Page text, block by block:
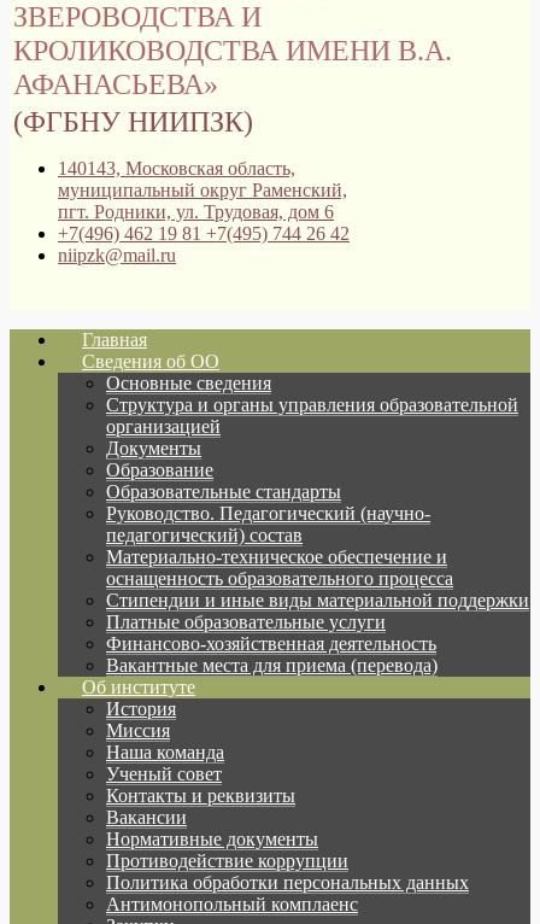
ЗВЕРОВОДСТВА И
КРОЛИКОВОДСТВА ИМЕНИ В.А.
АФАНАСЬЕВА»
(ФГБНУ НИИПЗК)
140143, Московская область,
муниципальный округ Раменский,
пгт. Родники, ул. Трудовая, дом 6
+7(496) 462 19 81 +7(495) 744 26 42
niipzk@mail.ru
Главная
Сведения об ОО
Основные сведения
Структура и органы управления образовательной
организацией
Документы
Образование
Образовательные стандарты
Руководство. Педагогический (научно-
педагогический) состав
Материально-техническое обеспечение и
оснащенность образовательного процесса
Стипендии и иные виды материальной поддержки
Платные образовательные услуги
Финансово-хозяйственная деятельность
Вакантные места для приема (перевода)
Об институте
История
Миссия
Наша команда
Ученый совет
Контакты и реквизиты
Вакансии
Нормативные документы
Противодействие коррупции
Политика обработки персональных данных
Антимонопольный комплаенс